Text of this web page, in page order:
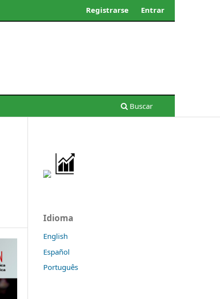
Buscar
Registrarse Entrar
Idioma
English
Español
Português